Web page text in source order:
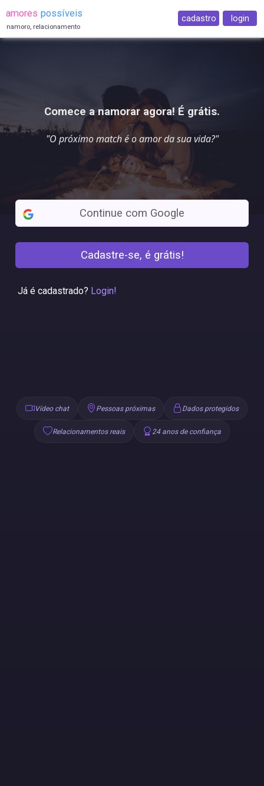
amores possíveis
namoro, relacionamento
cadastro login
Comece a namorar agora! É grátis.
"O próximo match é oamor da sua vida?"
Continue com Google
Cadastre-se, é grátis!
Já é cadastrado? Login!
Vídeo chat Pessoas próximas Dados protegidos
Relacionamentos reais 24 anos de confiança